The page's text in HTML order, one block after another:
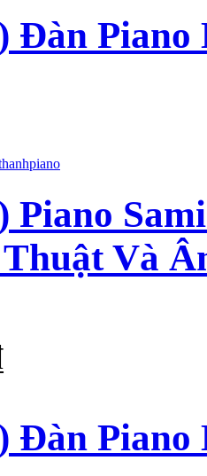
Đàn Piano
Piano
Và
Đàn